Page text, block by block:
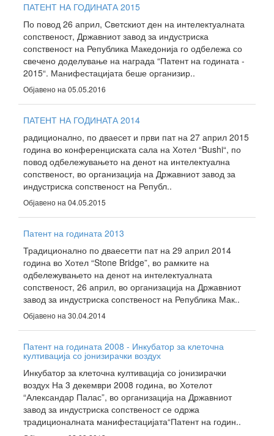
ПАТЕНТ НА ГОДИНАТА 2015
По повод 26 април, Светскиот ден на интелектуалната
сопственост, Државниот завод за индустриска
сопственост на Република Македонија го одбележа со
свечено доделување на награда “Патент на годината -
2015“. Манифестацијата беше организир..
Објавено на 05.05.2016
ПАТЕНТ НА ГОДИНАТА 2014
радиционално, по дваесет и први пат на 27 април 2015
година во конференциската сала на Хотел “Bushi“, по
повод одбележувањето на денот на интелектуална
сопственост, во организација на Државниот завод за
индустриска сопственост на Републ..
Објавено на 04.05.2015
Патент на годината 2013
Традиционално по дваесетти пат на 29 април 2014
година во Хотел “Stone Bridge”, во рамките на
одбележувањето на денот на интелектуалната
сопственост, 26 април, во организација на Државниот
завод за индустриска сопственост на Република Мак..
Објавено на 30.04.2014
Патент на годината 2008 - Инкубатор за клеточна
култивација со јонизирачки воздух
Инкубатор за клеточна култивација со јонизирачки
воздух На 3 декември 2008 година, во Хотелот
“Александар Палас”, во организација на Државниот
завод за индустриска сопственост се одржа
традиционалната манифестацијата“Патент на годин..